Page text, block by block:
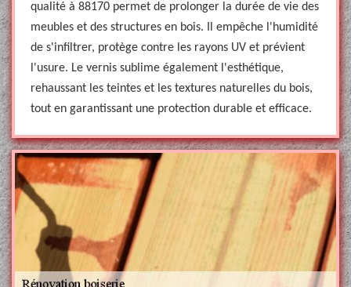
qualité à 88170 permet de prolonger la durée de vie des
meubles et des structures en bois. Il empêche l'humidité
de s'infiltrer, protège contre les rayons UV et prévient
l'usure. Le vernis sublime également l'esthétique,
rehaussant les teintes et les textures naturelles du bois,
tout en garantissant une protection durable et efficace.